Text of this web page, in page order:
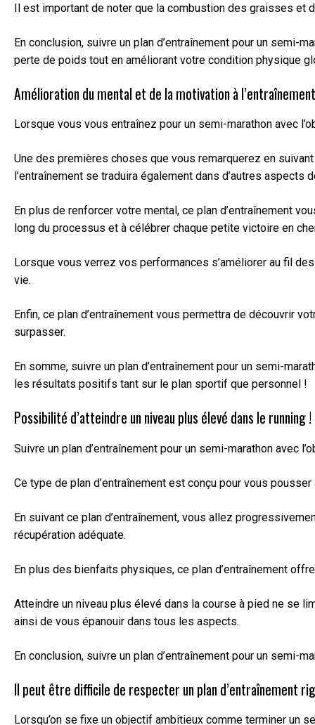
Il est important de noter que la combustion des graisses et
En conclusion, suivre un plan d’entraînement pour un
perte de poids tout en améliorant votre condition physique
Amélioration du mental et de la motivation à
Lorsque vous vous entraînez pour un semi-marathon avec
Une des premières choses que vous remarquerez en
l’entraînement se traduira également dans d’autres aspects
En plus de renforcer votre mental, ce plan d’entraînement
long du processus et à célébrer chaque petite victoire en
Lorsque vous verrez vos performances s’améliorer au fil
vie.
Enfin, ce plan d’entraînement vous permettra de découvrir
surpasser.
En somme, suivre un plan d’entraînement pour un semi-
les résultats positifs tant sur le plan sportif que personnel !
Possibilité d’atteindre un niveau plus élevé dans le running !
Suivre un plan d’entraînement pour un semi-marathon avec
Ce type de plan d’entraînement est conçu pour vous
En suivant ce plan d’entraînement, vous allez
récupération adéquate.
En plus des bienfaits physiques, ce plan d’entraînement
Atteindre un niveau plus élevé dans la course à pied ne se
ainsi de vous épanouir dans tous les aspects.
En conclusion, suivre un plan d’entraînement pour un
Il peut être difficile de respecter un plan d’entraînement
Lorsqu’on se fixe un objectif ambitieux comme terminer un